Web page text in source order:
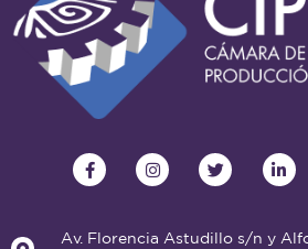
Av. Florencia Astudillo s/n y